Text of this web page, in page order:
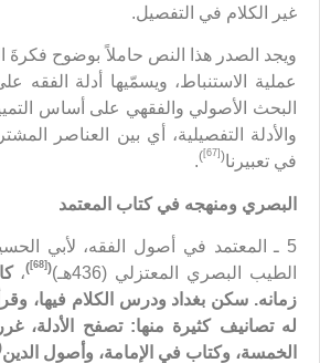
غير الكلام في التفصيل.
ويجد الصدر هذا النص حاملاً بوضوح فكرةَ
عملية الاستنباط، ويسمّيها أدلة الفقه
البحث الأصولي والفقهي على أساس
والأدلة التفصيلية، أي بين العناصر
في تعبيرنا(
[67]
)
.
البصري ومنهجه في كتاب المعتمد
5 ـ المعتمد في أصول الفقه، لأبي
الطيب البصري المعتزلي (436هـ)
(
[68]
)،
زمانه. سكن بغداد ودرس الكلام فيها،
له تصانيف كثيرة منها: تصفح الأدلة،
الخمسة، وكتاب في الإمامة، وأصول الدين